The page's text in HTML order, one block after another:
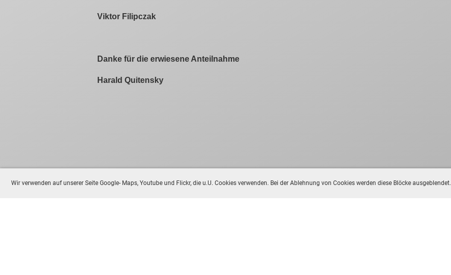
Wir verwenden auf unserer Seite Google- Maps, Youtube und Flickr, die u.U. Cookies verwenden. Bei der Ablehnung von Cookies werden diese Blöcke ausgeblendet.
Viktor Filipczak
Danke für die erwiesene Anteilnahme
Harald Quitensky